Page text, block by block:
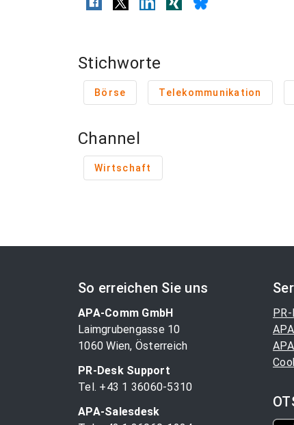
Stichworte
Börse Telekommunikation
Channel
Wirtschaft
So erreichen Sie uns
APA-Comm GmbH
Laimgrubengasse 10
1060 Wien, Österreich
PR-Desk Support
Tel. +43 1 36060-5310
APA-Salesdesk